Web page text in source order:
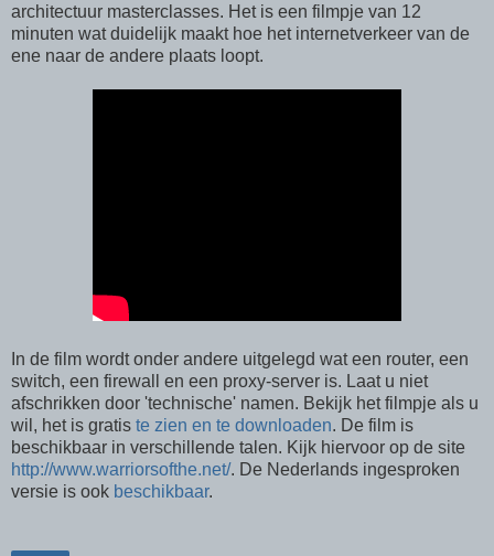
architectuur masterclasses. Het is een filmpje van 12
minuten wat duidelijk maakt hoe het internetverkeer van de
ene naar de andere plaats loopt.
In de film wordt onder andere uitgelegd wat een router, een
switch, een firewall en een proxy-server is. Laat u niet
afschrikken door 'technische' namen. Bekijk het filmpje als u
wil, het is gratis te zien en te downloaden. De film is
beschikbaar in verschillende talen. Kijk hiervoor op de site
http://www.warriorsofthe.net/. De Nederlands ingesproken
versie is ook beschikbaar.